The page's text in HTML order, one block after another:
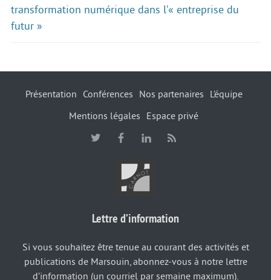
transformation numérique dans l’« entreprise du
futur »
Présentation Conférences Nos partenaires
L’équipe
Mentions légales
Espace privé
Lettre d’information
Si vous souhaitez être tenue au courant des activités et
publications de Marsouin, abonnez-vous à notre lettre
d’information (un courriel par semaine maximum).